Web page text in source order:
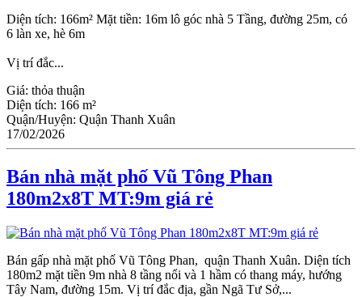
Diện tích: 166m² Mặt tiền: 16m lô góc nhà 5 Tầng, đường 25m, có
6 làn xe, hè 6m
Vị trí đắc...
Giá: thỏa thuận
Diện tích: 166 m²
Quận/Huyện: Quận Thanh Xuân
17/02/2026
Bán nhà mặt phố Vũ Tông Phan
180m2x8T MT:9m giá rẻ
Bán gấp nhà mặt phố Vũ Tông Phan, quận Thanh Xuân. Diện tích
180m2 mặt tiền 9m nhà 8 tầng nổi và 1 hầm có thang máy, hướng
Tây Nam, đường 15m. Vị trí đắc địa, gần Ngã Tư Sở,...